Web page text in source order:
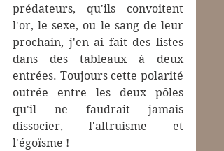
prédateurs, qu'ils convoitent
l'or, le sexe, ou le sang de leur
prochain, j'en ai fait des listes
dans des tableaux à deux
entrées. Toujours cette polarité
outrée entre les deux pôles
qu'il ne faudrait jamais
dissocier, l'altruisme et
l'égoïsme !